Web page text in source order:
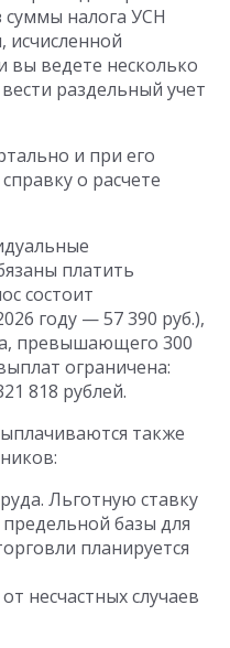
суммы налога УСН
исчисленной
вы ведете несколько
раздельный учет
и при его
о расчете
платить
состоит
году — 57 390 руб.),
превышающего 300
ограничена:
818 рублей.
также
Льготную ставку
базы для
планируется
несчастных случаев